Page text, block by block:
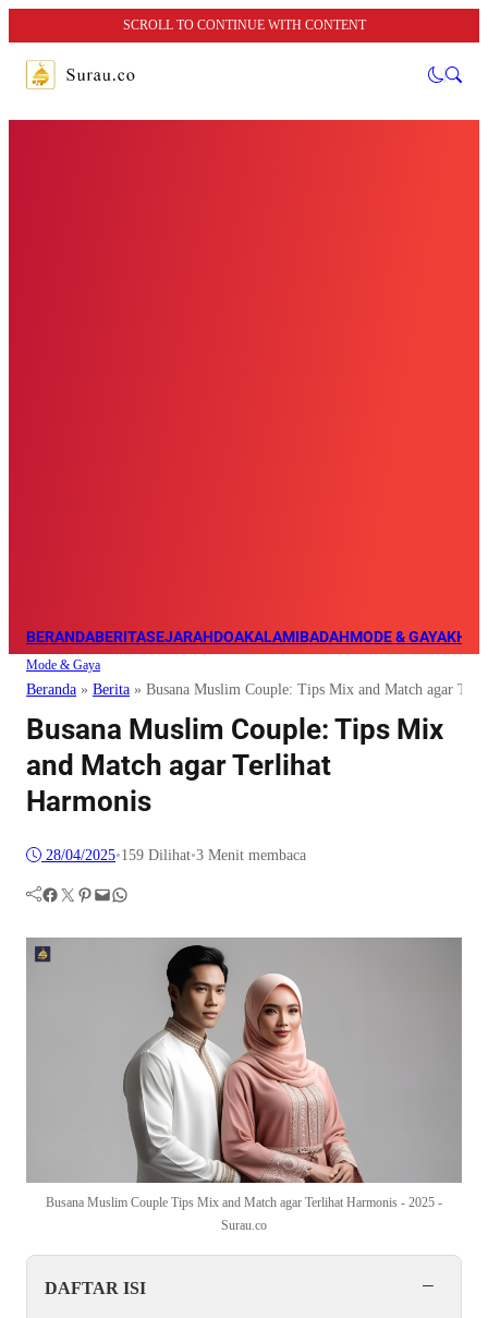
SCROLL TO CONTINUE WITH CONTENT
BERANDABERITASEJARAHDOAKALAMIBADAHMODE & GAYA
Mode & Gaya
Beranda » Berita » Busana Muslim Couple: Tips Mix and Match agar
Busana Muslim Couple: Tips Mix
and Match agar Terlihat
Harmonis
28/04/2025•159 Dilihat•3 Menit membaca
Facebook Twitter Pinterest Mail WhatsApp
Busana Muslim Couple Tips Mix and Match agar Terlihat Harmonis - 2025 -
Surau.co
DAFTAR ISI −